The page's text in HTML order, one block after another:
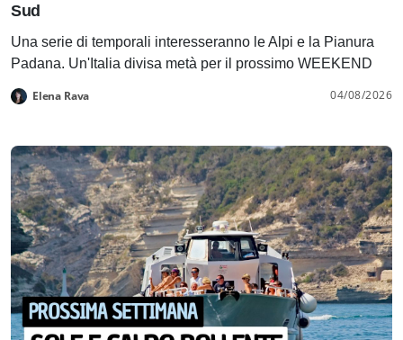
Sud
Una serie di temporali interesseranno le Alpi e la Pianura
Padana. Un'Italia divisa metà per il prossimo WEEKEND
Elena Rava 04/08/2026